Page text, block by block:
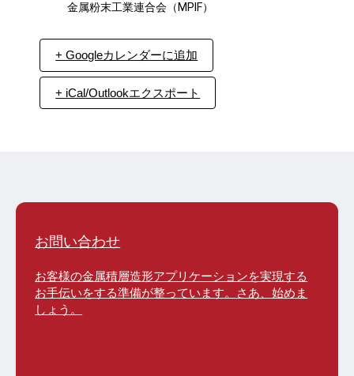
金属粉末工業連合会（MPIF）
+ Googleカレンダーに追加
+ iCal/Outlookエクスポート
お問い合わせ
お客様の金属積層造形アプリケーションを実現する
お手伝いをする準備が整っています。さあ、始めま
しょう。